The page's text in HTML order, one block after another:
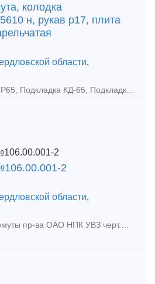
колодка
н, рукав р17, плита
области,
2
области,